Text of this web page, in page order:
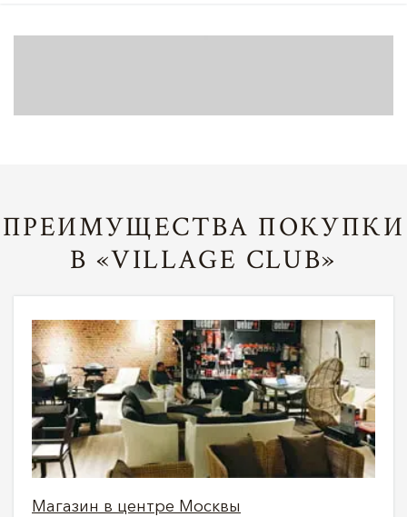
ПРЕИМУЩЕСТВА ПОКУПКИ
В «VILLAGE CLUB»
Магазин в центре Москвы